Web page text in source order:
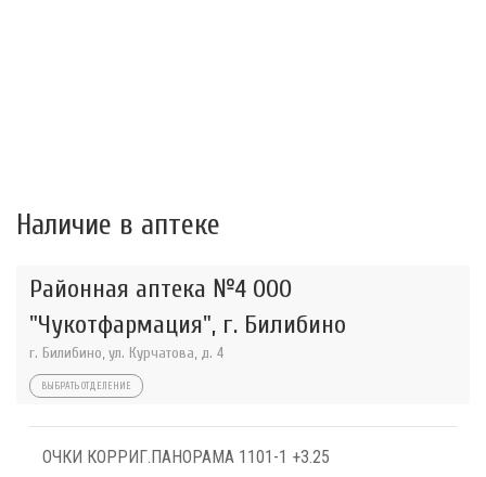
Наличие в аптеке
Районная аптека №4 ООО
"Чукотфармация", г. Билибино
г. Билибино, ул. Курчатова, д. 4
ВЫБРАТЬ ОТДЕЛЕНИЕ
ОЧКИ КОРРИГ.ПАНОРАМА 1101-1 +3.25